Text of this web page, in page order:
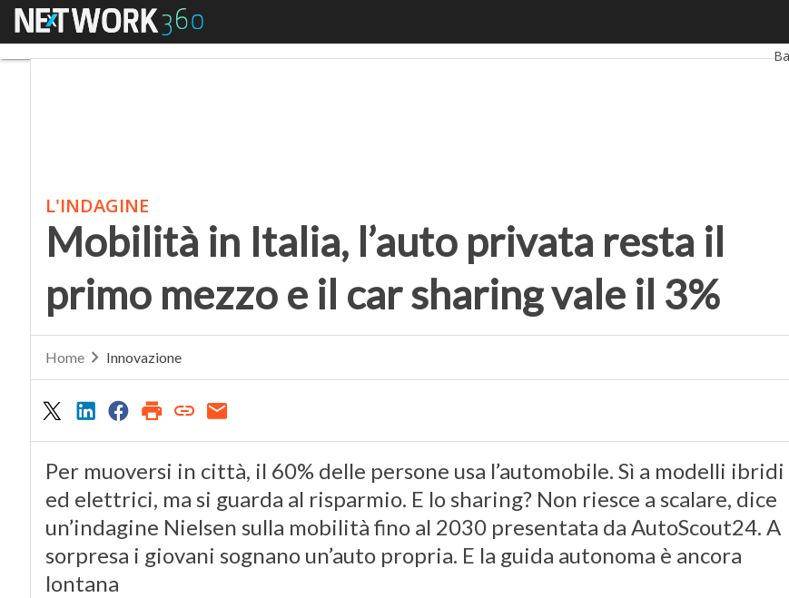
Menu
L'INDAGINE
Mobilità in Italia, l’auto privata resta il
primo mezzo e il car sharing vale il 3%
Home Innovazione
Per muoversi in città, il 60% delle persone usa l’automobile. Sì a modelli ibridi
ed elettrici, ma si guarda al risparmio. E lo sharing? Non riesce a scalare, dice
un’indagine Nielsen sulla mobilità fino al 2030 presentata da AutoScout24. A
sorpresa i giovani sognano un’auto propria. E la guida autonoma è ancora
lontana